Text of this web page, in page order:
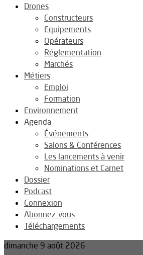
Drones
Constructeurs
Equipements
Opérateurs
Réglementation
Marchés
Métiers
Emploi
Formation
Environnement
Agenda
Événements
Salons & Conférences
Les lancements à venir
Nominations et Carnet
Dossier
Podcast
Connexion
Abonnez-vous
Téléchargements
dimanche 9 août 2026